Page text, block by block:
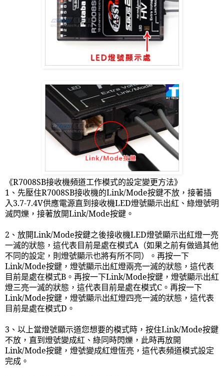
《R7008SB接收機頻道工作模式的設定變更方法》
1 、先壓住R7008SB接收機的Link/Mode按鍵不放，接著插
入3.7-7.4V供應電源直到接收機LED燈號顯示出紅、綠燈號明
滅閃爍，接著放開Link/Mode按鍵。
2 、放開Link/Mode按鍵之後接收機LED燈號顯示出紅燈一亮
一滅的狀態，這代表目前是處在模式A（如果之前有做過其他
不同的設定，則燈號顯示也將有所不同）。再按一下
Link/Mode按鍵，燈號顯示出紅燈兩亮一滅的狀態，這代表
目前是處在模式B 。再按一下Link/Mode按鍵，燈號顯示出紅
燈三亮一滅的狀態，這代表目前是處在模式C 。再按一下
Link/Mode按鍵，燈號顯示出紅燈四亮一滅的狀態，這代表
目前是處在模式D 。
3 、以上當燈號顯示道您想要的模式時，按住Link/Mode按鍵
不放，直到燈號變成紅、綠同時閃爍，此時再放開
Link/Mode按鍵，燈號變成紅燈恆亮，這代表頻道模式設定
完成。